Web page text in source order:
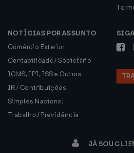
NOTÍCIAS POR ASSUNTO
Comércio Exterior
Contabilidade / Societário
ICMS, IPI, ISS e Outros
IR / Contribuições
Simples Nacional
Trabalho / Previdência
JÁ SOU